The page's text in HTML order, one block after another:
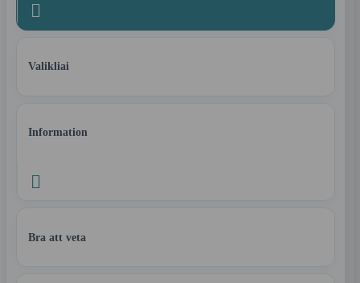

Valikliai
Information

Bra att veta